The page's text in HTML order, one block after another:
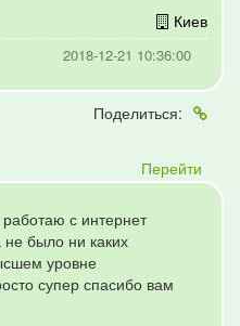
Киев
2018-12-21 10:36:00
Поделиться:
Перейти
с интернет
не было ни каких
уровне
супер спасибо вам